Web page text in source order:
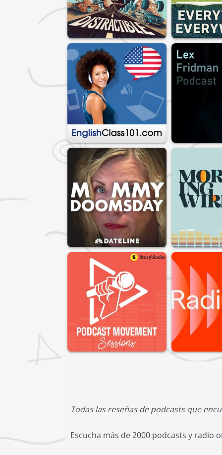
Todas las reseñas de podcasts que
Escucha más de 2000 podcasts y radio